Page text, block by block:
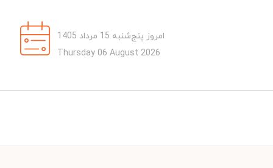
امروز پنج‌شنبه 15 مرداد 1405
Thursday 06 August 2026